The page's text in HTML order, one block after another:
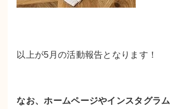
以上が5月の活動報告となります！
なお、ホームページやインスタグラ